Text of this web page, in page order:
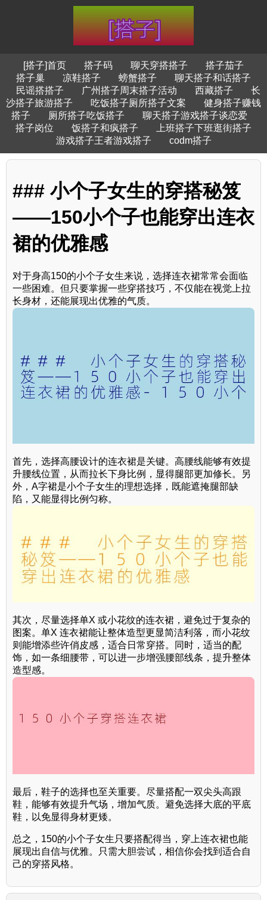
[搭子]首页 搭子码 聊天穿搭搭子
搭子茄子
搭子巢
凉鞋搭子 螃蟹搭子
聊天搭子和话搭子
民谣搭搭子
广州搭子周末搭子活动 西藏搭子
长
沙搭子旅游搭子
吃饭搭子厕所搭子文案
健身搭子赚钱
搭子
厕所搭子吃饭搭子
聊天搭子游戏搭子谈恋爱
搭子岗位
饭搭子和疯搭子
上班搭子下班逛街搭子
游戏搭子王者游戏搭子
codm搭子
### 小个子女生的穿搭秘笈
——150小个子也能穿出连衣
裙的优雅感
对于身高150的小个子女生来说，选择连衣裙常常会面临
一些困难。但只要掌握一些穿搭技巧，不仅能在视觉上拉
长身材，还能展现出优雅的气质。
首先，选择高腰设计的连衣裙是关键。高腰线能够有效提
升腰线位置，从而拉长下身比例，显得腿部更加修长。另
外，A字裙是小个子女生的理想选择，既能遮掩腿部缺
陷，又能显得比例匀称。
其次，尽量选择单X 或小花纹的连衣裙，避免过于复杂的
图案。单X 连衣裙能让整体造型更显简洁利落，而小花纹
则能增添些许俏皮感，适合日常穿搭。同时，适当的配
饰，如一条细腰带，可以进一步增强腰部线条，提升整体
造型感。
最后，鞋子的选择也至关重要。尽量搭配一双尖头高跟
鞋，能够有效提升气场，增加气质。避免选择大底的平底
鞋，以免显得身材更矮。
总之，150的小个子女生只要搭配得当，穿上连衣裙也能
展现出自信与优雅。只需大胆尝试，相信你会找到适合自
己的穿搭风格。